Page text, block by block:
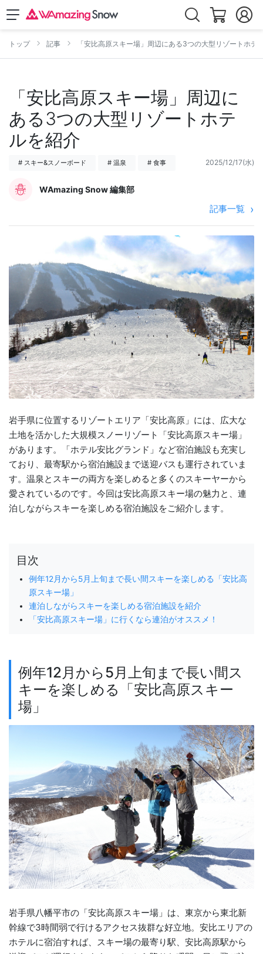
トップ 記事 「安比高原スキー場」周辺にある3つの大型リゾートホテ
「安比高原スキー場」周辺に
ある3つの大型リゾートホテ
ルを紹介
# スキー&スノーボード # 温泉 # 食事 2025/12/17(水)
WAmazing Snow 編集部
記事一覧
岩手県に位置するリゾートエリア「安比高原」には、広大な
土地を活かした大規模スノーリゾート「安比高原スキー場」
があります。「ホテル安比グランド」など宿泊施設も充実し
ており、最寄駅から宿泊施設まで送迎バスも運行されていま
す。温泉とスキーの両方を楽しめると多くのスキーヤーから
愛されているのです。今回は安比高原スキー場の魅力と、連
泊しながらスキーを楽しめる宿泊施設をご紹介します。
目次
例年12月から5月上旬まで長い間スキーを楽しめる「安比高
原スキー場」
連泊しながらスキーを楽しめる宿泊施設を紹介
「安比高原スキー場」に行くなら連泊がオススメ！
例年12月から5月上旬まで長い間ス
キーを楽しめる「安比高原スキー
場」
岩手県八幡平市の「安比高原スキー場」は、東京から東北新
幹線で3時間弱で行けるアクセス抜群な好立地。安比エリアの
ホテルに宿泊すれば、スキー場の最寄り駅、安比高原駅から